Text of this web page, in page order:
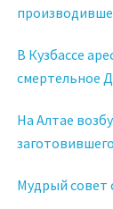
В Кузбассе
смертельное
На Алтае
Мудрый совет